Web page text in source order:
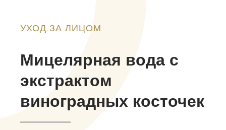
УХОД ЗА ЛИЦОМ
Мицелярная вода с
экстрактом
виноградных косточек